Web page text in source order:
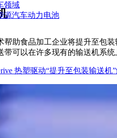
领域
源汽车动力电池
帮助食品加工企业将提升至包
带可以在许多现有的输送机系统
热塑驱动“提升至包装输送机